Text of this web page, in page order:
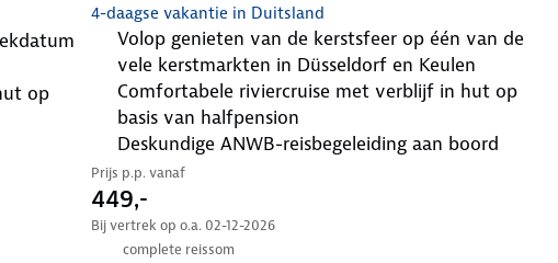
4-daagse vakantie in Duitsland
volop genieten van de kerstsfeer op één van de
vele kerstmarkten in Düsseldorf en Keulen
comfortabele riviercruise met verblijf in hut op
basis van halfpension
deskundige ANWB-reisbegeleiding aan boord
Prijs p.p. vanaf
449,-
Bij vertrek op o.a. 02-12-2026
complete reissom